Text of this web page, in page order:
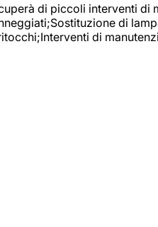
di piccoli interventi
di
di